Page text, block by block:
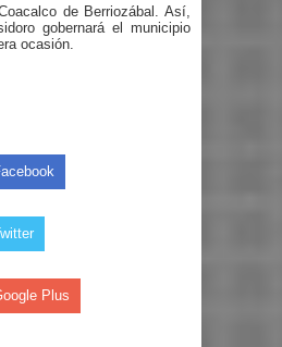
de Berriozábal. Así,
gobernará el municipio
ocasión.
Plus